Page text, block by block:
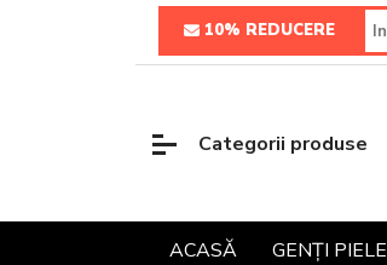
10% REDUCERE
Categorii produse
ACASĂ GENȚI PIELE